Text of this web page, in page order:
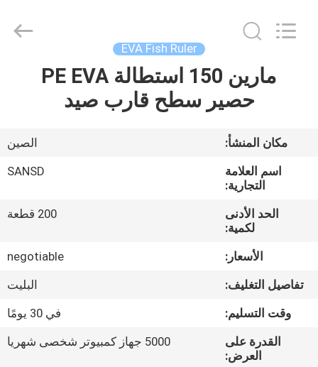
أشرطة
معلومات
جولة
المعمل
Quanzhou
EVA Fish Ruler
مارين 150 استطالة PE EVA
حصير سطح قارب صيد
مكان المنشأ:
الصين
اسم العلامة
التجارية:
SANSD
الحد الأدنى
لكمية:
200 قطعة
الأسعار:
negotiable
تفاصيل التغليف:
البليت
وقت التسليم:
في 30 يومًا
القدرة على
العرض:
5000 جهاز كمبيوتر شخصى شهريا